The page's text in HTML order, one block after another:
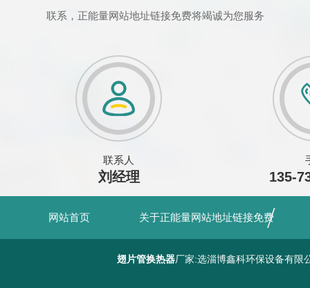
联系，正能量网站地址链接免费将竭诚为您服务
联系人
刘经理 135-
网站首页 关于正能量网站地址链接免费
翅片管换热器厂家:选淄博鑫科环保设备有限